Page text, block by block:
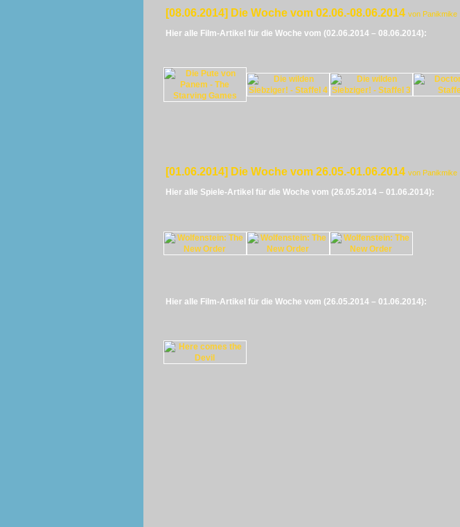
[08.06.2014] Die Woche vom 02.06.-08.06.2014 von Panikmike
Hier alle Film-Artikel für die Woche vom (02.06.2014 – 08.06.2014):
[01.06.2014] Die Woche vom 26.05.-01.06.2014 von Panikmike
Hier alle Spiele-Artikel für die Woche vom (26.05.2014 – 01.06.2014):
Hier alle Film-Artikel für die Woche vom (26.05.2014 – 01.06.2014):